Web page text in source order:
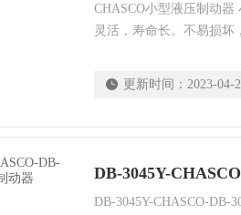
CHASCO小型液压制动
灵活，寿命长。不易损坏
更新时间： 2023-04-
DB-3045Y-
DB-3045Y-CHASCO-DB-